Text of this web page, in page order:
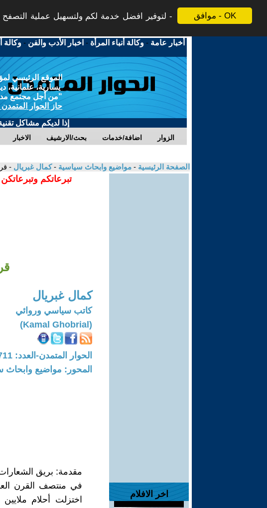
موافق - OK
لتوفير افضل خدمة لكم ولتسهيل عملية
أخبار عامة -وكالة أنباء المرأة - اخبار الأدب والفن -وكالة
الموقع الرئيسي
يسارية، علمانية،
"من أجل مجتمع
حاز الحوار
إذا لديكم مشاكل
الاخبار بحث/الارشيف اضافة/خدمات الزوار
الصفحة الرئيسية - مواضيع وابحاث سياسية -كمال غبريال -
اخر الافلام
تبرعاتكم
كمال غبريال
كاتب سياسي وروائي
(Kamal Ghobrial)
الحوار المتمدن-العدد: 8711 - 2026 / 5 / 20 - 09:07
المحور: مواضيع وابحاث
مقدمة: بريق
في منتصف القرن
اختزلت أحلام